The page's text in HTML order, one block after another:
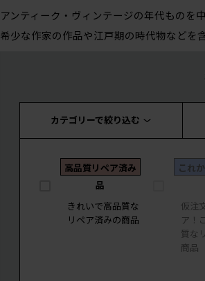
アンティーク・ヴィンテージの年代ものを
希少な作家の作品や江戸期の時代物などを
カテゴリーで絞り込む
高品質リペア済み
品
きれいで高品質な
リペア済みの商品
これ
仮注
ア！
質な
商品